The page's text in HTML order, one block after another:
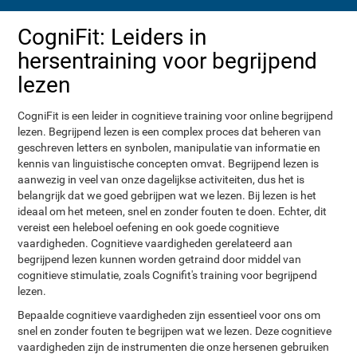
CogniFit: Leiders in
hersentraining voor begrijpend
lezen
CogniFit is een leider in cognitieve training voor online begrijpend
lezen. Begrijpend lezen is een complex proces dat beheren van
geschreven letters en synbolen, manipulatie van informatie en
kennis van linguistische concepten omvat. Begrijpend lezen is
aanwezig in veel van onze dagelijkse activiteiten, dus het is
belangrijk dat we goed gebrijpen wat we lezen. Bij lezen is het
ideaal om het meteen, snel en zonder fouten te doen. Echter, dit
vereist een heleboel oefening en ook goede cognitieve
vaardigheden. Cognitieve vaardigheden gerelateerd aan
begrijpend lezen kunnen worden getraind door middel van
cognitieve stimulatie, zoals Cognifit's training voor begrijpend
lezen.
Bepaalde cognitieve vaardigheden zijn essentieel voor ons om
snel en zonder fouten te begrijpen wat we lezen. Deze cognitieve
vaardigheden zijn de instrumenten die onze hersenen gebruiken